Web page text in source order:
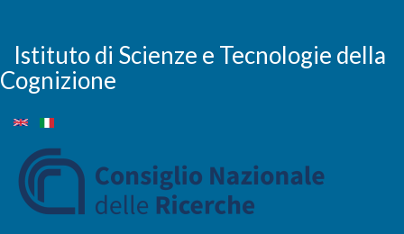
contenuto
principale
Istituto di Scienze e Tecnologie della
Cognizione